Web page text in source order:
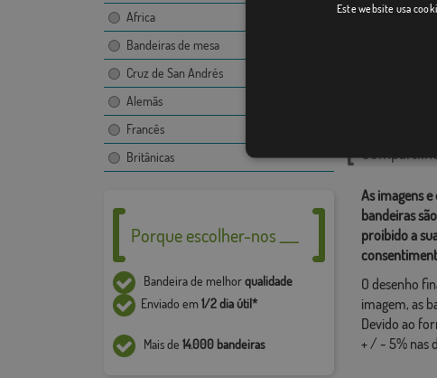
Africa
Bandeiras de mesa
Cruz de San Andrés
Alemãs
Francês
Britânicas
Porque escolher-nos ___
Bandeira de melhorqualidade
Enviado em1/2 dia útil*
Mais de 14.000 bandeiras
Madrid
As imagens
bandeiras
proibido a
O desenho
imagem, as
Devido ao
+ / - 5% nas
Este website usa